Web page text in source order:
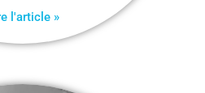
l'article »